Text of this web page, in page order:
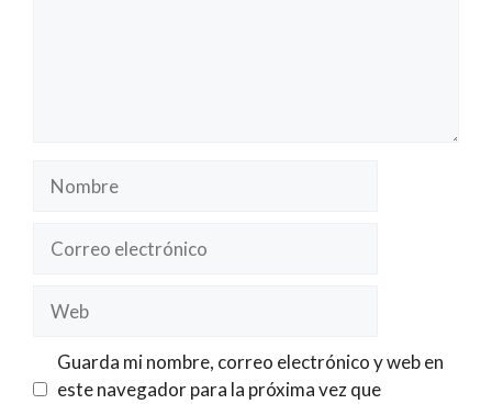
electrónico
Guarda mi nombre, correo electrónico y web en
este navegador para la próxima vez que